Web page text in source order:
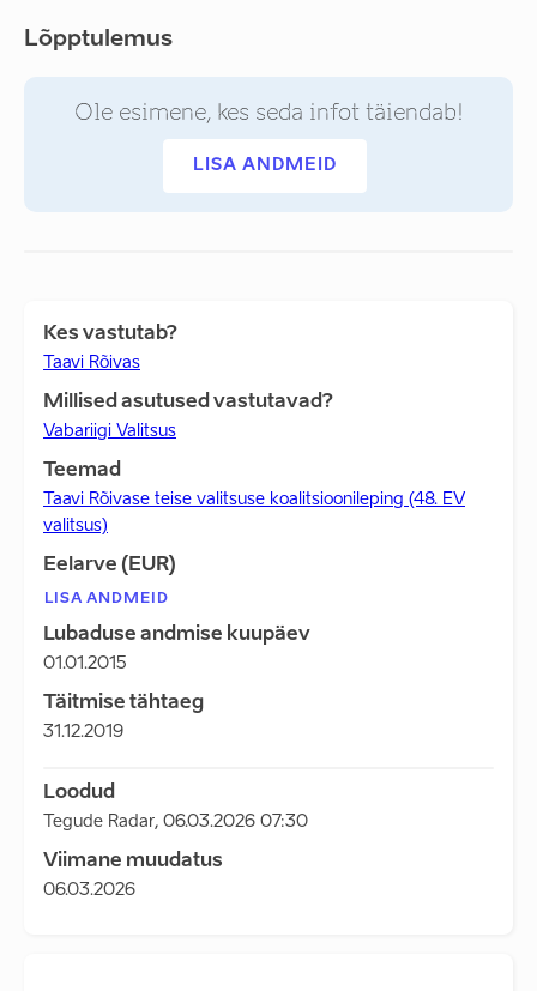
Lõpptulemus
Ole esimene, kes seda infot täiendab!
LISA ANDMEID
Kes vastutab?
Taavi Rõivas
Millised asutused vastutavad?
Vabariigi Valitsus
Teemad
Taavi Rõivase teise valitsuse koalitsioonileping (48. EV
valitsus)
Eelarve (EUR)
LISA ANDMEID
Lubaduse andmise kuupäev
01.01.2015
Täitmise tähtaeg
31.12.2019
Loodud
Tegude Radar, 06.03.2026 07:30
Viimane muudatus
06.03.2026